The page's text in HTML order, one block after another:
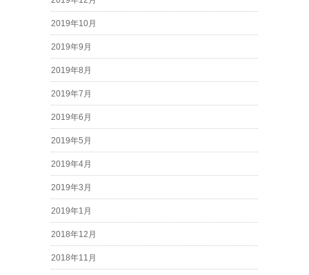
2019年10月
2019年9月
2019年8月
2019年7月
2019年6月
2019年5月
2019年4月
2019年3月
2019年1月
2018年12月
2018年11月